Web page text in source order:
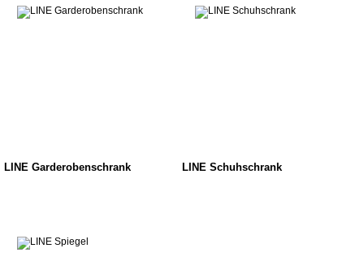
LINE Garderobenschrank LINE Schuhschrank